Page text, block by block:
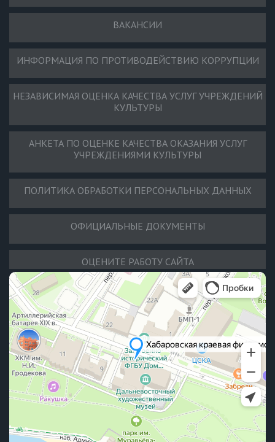
ВАКАНСИИ
ИНФОРМАЦИЯ ПО ПРОТИВОДЕЙСТВИЮ КОРРУПЦИИ
НЕЗАВИСИМАЯ ОЦЕНКА КАЧЕСТВА УСЛУГ УЧРЕЖДЕНИЙ
КУЛЬТУРЫ
АНКЕТА ПО ОЦЕНКЕ КАЧЕСТВА ОКАЗАНИЯ УСЛУГ
УЧРЕЖДЕНИЯМИ КУЛЬТУРЫ
ПОЛИТИКА ОБРАБОТКИ ПЕРСОНАЛЬНЫХ ДАННЫХ
ОФИЦИАЛЬНЫЕ ДОКУМЕНТЫ
ОЦЕНИТЕ РАБОТУ САЙТА